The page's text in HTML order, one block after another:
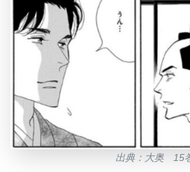
出典：大奥 15